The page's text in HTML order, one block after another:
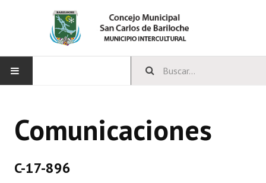
CONCEJO
Comunicaciones
C-17-896